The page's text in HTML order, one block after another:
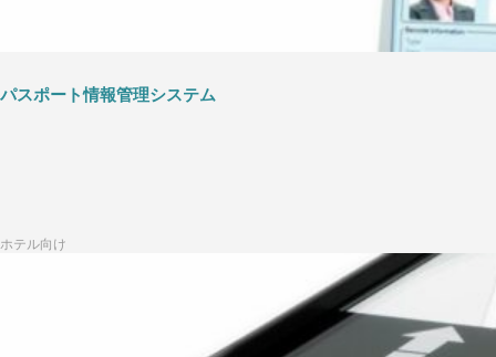
パスポート情報管理システム
ホテル向け